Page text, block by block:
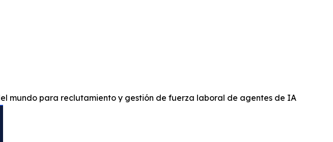
mundo para reclutamiento y gestión de fuerza laboral de agentes de IA